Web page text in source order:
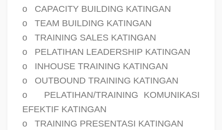
o
CAPACITY BUILDING KATINGAN
o
TEAM BUILDING KATINGAN
o
TRAINING SALES KATINGAN
o
PELATIHAN LEADERSHIP KATINGAN
o
INHOUSE TRAINING KATINGAN
o
OUTBOUND TRAINING KATINGAN
o
PELATIHAN/TRAINING KOMUNIKASI
EFEKTIF KATINGAN
o
TRAINING PRESENTASI KATINGAN